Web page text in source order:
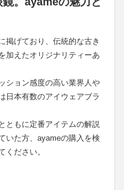
掲げており、伝統的な古き
加えたオリジナリティーあ
ション感度の高い業界人や
日本有数のアイウェアブラ
ともに定番アイテムの解説
いた方、ayameの購入を検
ください。